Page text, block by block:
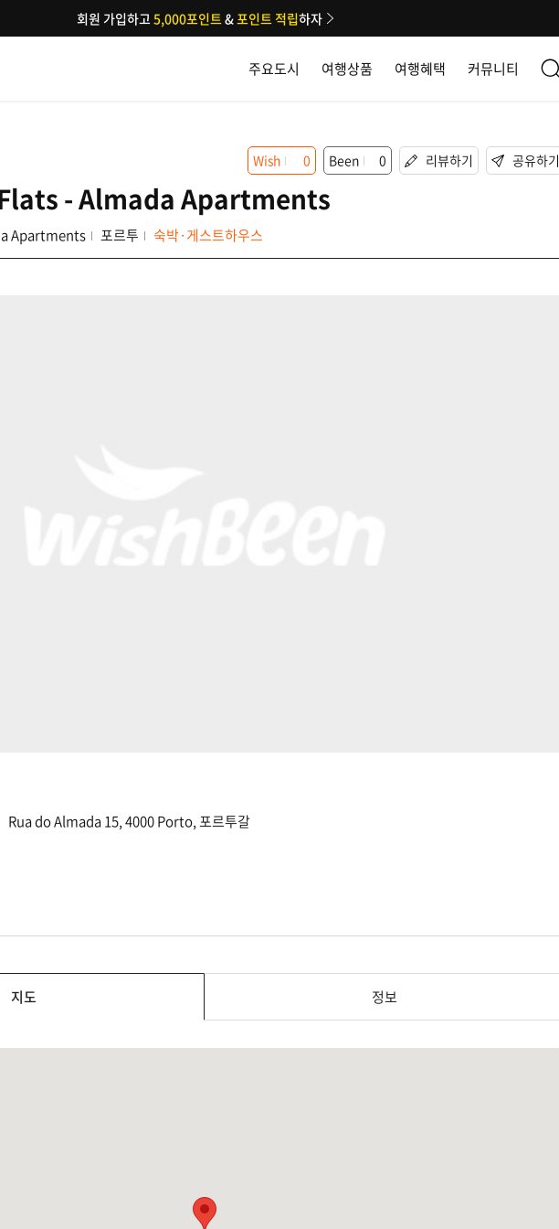
주요도시 여행상품 여행혜택 커뮤니티
회원 가입하고5,000포인트&포인트 적립하자
- Almada Apartments
Apartments 포르투 숙박·게스트하우스
Wish 0 Been 0 리뷰하기 공유하기
Rua do Almada 15, 4000 Porto, 포르투갈
지도 정보